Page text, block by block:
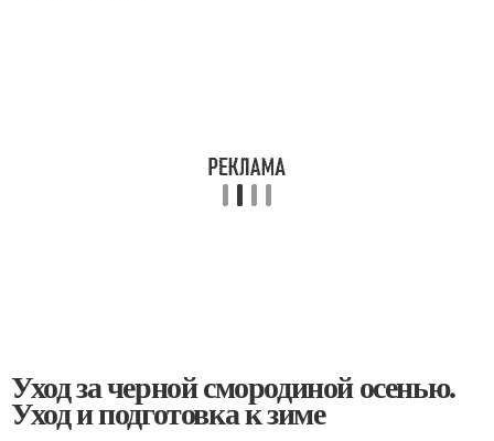
Уход за черной смородиной осенью.
Уход и подготовка к зиме